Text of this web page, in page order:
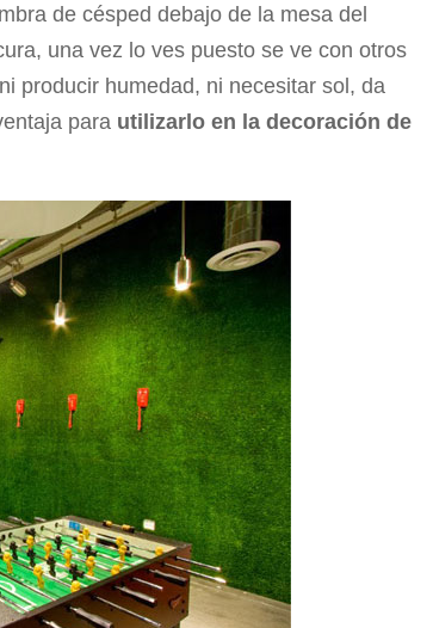
de césped debajo de la mesa del
una vez lo ves puesto se ve con otros
producir humedad, ni necesitar sol, da
para utilizarlo en la decoración de